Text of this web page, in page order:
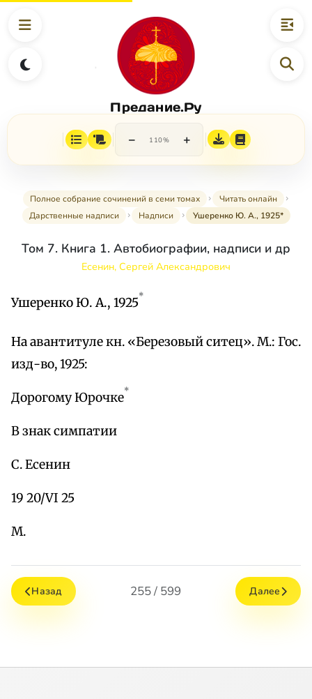
Предание.Ру
− 110% +
Полное собрание сочинений в семи томах
Читать онлайн
Дарственные надписи
Надписи Ушеренко Ю. А., 1925*
Том 7. Книга 1. Автобиографии, надписи и др
Есенин, Сергей Александрович
Ушеренко Ю. А., 1925*
На авантитуле кн. «Березовый ситец». М.: Гос.
изд-во, 1925:
Дорогому Юрочке*
В знак симпатии
С. Есенин
19 20/VI 25
М.
Назад 255 / 599 Далее